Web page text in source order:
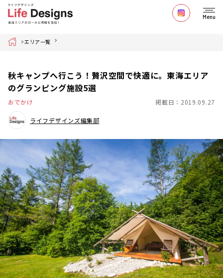
Menu
Home エリア一覧
秋キャンプへ行こう！贅沢空間で快適に。東海エリア
のグランピング施設5選
おでかけ 掲載日：2019.09.27
ライフデザインズ編集部